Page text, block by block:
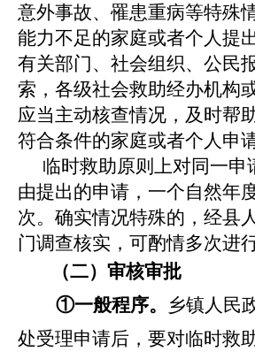
意外事故、罹患重病等特殊
能力不足的家庭或者个人提
有关部门、社会组织、公民
索，各级社会救助经办机构
应当主动核查情况，及时帮
符合条件的家庭或者个人申
临时救助原则上对同一申
由提出的申请，一个自然年
次。确实情况特殊的，经县
门调查核实，可酌情多次进
（二）审核审批
①一般程序。
乡镇人民
处受理申请后，要对临时救